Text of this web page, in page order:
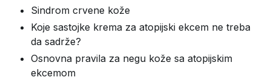
Sindrom crvene kože
Koje sastojke krema za atopijski ekcem ne treba
da sadrže?
Osnovna pravila za negu kože sa atopijskim
ekcemom